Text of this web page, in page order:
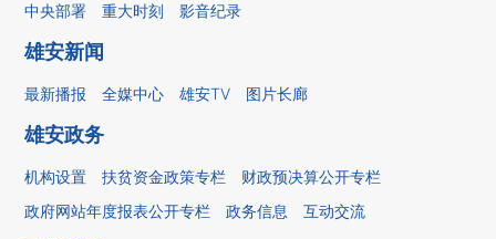
中央部署 重大时刻 影音纪录
雄安新闻
最新播报 全媒中心 雄安TV 图片长廊
雄安政务
机构设置 扶贫资金政策专栏
财政预决算公开专栏
政府网站年度报表公开专栏
政务信息 互动交流